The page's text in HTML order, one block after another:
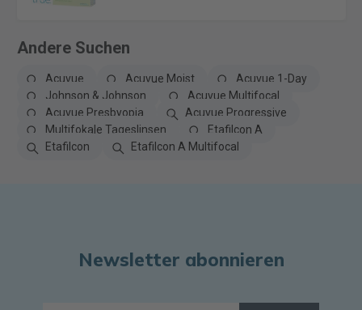
Andere Suchen
Acuvue Acuvue Moist
Acuvue 1-Day
Johnson & Johnson
Acuvue Multifocal
Acuvue Presbyopia
Acuvue Progressive
Multifokale Tageslinsen
Etafilcon A
Etafilcon
Etafilcon A Multifocal
Newsletter abonnieren